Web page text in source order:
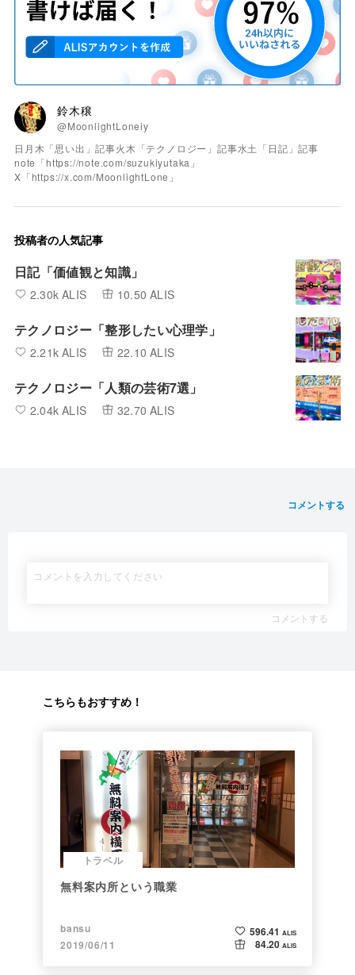
鈴木穣
@MoonlightLoneiy
日月木「思い出」記事火木「テクノロジー」記事水土「日記」記事
note「https://note.com/suzukiyutaka」
X「https://x.com/MoonlightLone」
投稿者の人気記事
日記「価値観と知識」
2.30k ALIS 10.50 ALIS
テクノロジー「整形したい心理学」
2.21k ALIS 22.10 ALIS
テクノロジー「人類の芸術7選」
2.04k ALIS 32.70 ALIS
コメントする
コメントする
こちらもおすすめ！
トラベル
無料案内所という職業
bansu
2019/06/11
596.41 ALIS
84.20 ALIS